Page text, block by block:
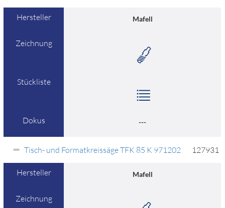
Hersteller Mafell
Zeichnung
Stückliste
Dokus ---
Tisch- und Formatkreissäge TFK 85 K 971202 127931
Hersteller Mafell
Zeichnung